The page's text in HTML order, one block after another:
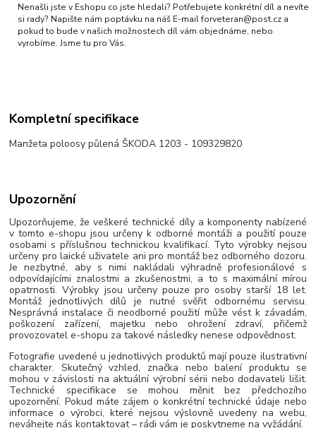
Nenašli jste v Eshopu co jste hledali? Potřebujete konkrétní díl a nevíte
si rady? Napište nám poptávku na náš E-mail forveteran@post.cz a
pokud to bude v našich možnostech díl vám objednáme, nebo
vyrobíme. Jsme tu pro Vás.
Kompletní specifikace
Manžeta poloosy půlená ŠKODA 1203 - 109329820
Upozornění
Upozorňujeme, že veškeré technické díly a komponenty nabízené
v tomto e-shopu jsou určeny k odborné montáži a použití pouze
osobami s příslušnou technickou kvalifikací. Tyto výrobky nejsou
určeny pro laické uživatele ani pro montáž bez odborného dozoru.
Je nezbytné, aby s nimi nakládali výhradně profesionálové s
odpovídajícími znalostmi a zkušenostmi, a to s maximální mírou
opatrnosti. Výrobky jsou určeny pouze pro osoby starší 18 let.
Montáž jednotlivých dílů je nutné svěřit odbornému servisu.
Nesprávná instalace či neodborné použití může vést k závadám,
poškození zařízení, majetku nebo ohrožení zdraví, přičemž
provozovatel e-shopu za takové následky nenese odpovědnost.
Fotografie uvedené u jednotlivých produktů mají pouze ilustrativní
charakter. Skutečný vzhled, značka nebo balení produktu se
mohou v závislosti na aktuální výrobní sérii nebo dodavateli lišit.
Technické specifikace se mohou měnit bez předchozího
upozornění. Pokud máte zájem o konkrétní technické údaje nebo
informace o výrobci, které nejsou výslovně uvedeny na webu,
neváhejte nás kontaktovat – rádi vám je poskytneme na vyžádání.